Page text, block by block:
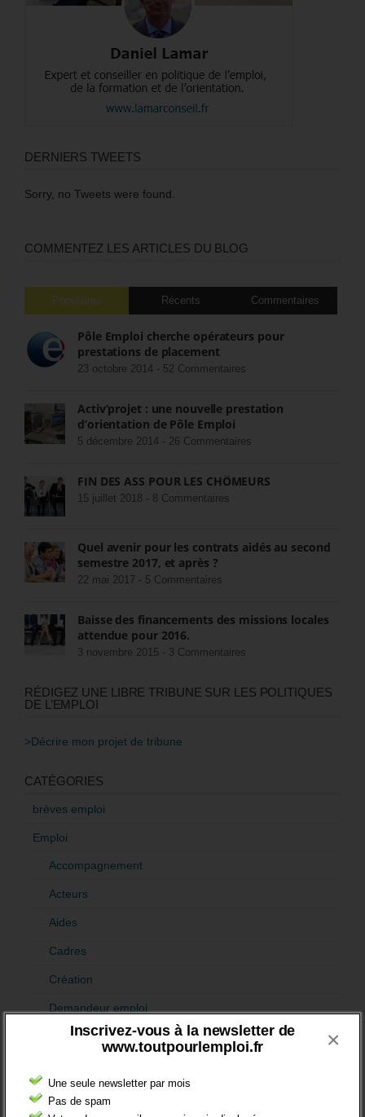
Inscrivez-vous à la newsletter de
www.toutpourlemploi.fr
Une seule newsletter par mois
Pas de spam
×
DERNIERS TWEETS
Sorry, no Tweets were found.
COMMENTEZ LES ARTICLES DU BLOG
Populaires Récents Commentaires
Pôle Emploi cherche opérateurs pour
prestations de placement
23 octobre 2014 - 52 Commentaires
Activ’projet : une nouvelle prestation
d’orientation de Pôle Emploi
5 décembre 2014 - 26 Commentaires
FIN DES ASS POUR LES CHÔMEURS
15 juillet 2018 - 8 Commentaires
Quel avenir pour les contrats aidés au second
semestre 2017, et après ?
22 mai 2017 - 5 Commentaires
Baisse des financements des missions locales
attendue pour 2016.
3 novembre 2015 - 3 Commentaires
RÉDIGEZ UNE LIBRE TRIBUNE SUR LES POLITIQUES
DE L’EMPLOI
>Décrire mon projet de tribune
CATÉGORIES
brèves emploi
Emploi
Accompagnement
Acteurs
Aides
Cadres
Création
Demandeur emploi
Etranger